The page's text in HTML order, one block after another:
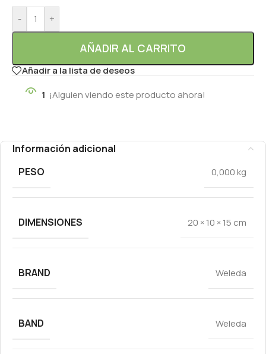
- +
AÑADIR AL CARRITO
Añadir a la lista de deseos
1 ¡Alguien viendo este producto ahora!
Información adicional
PESO
0,000 kg
DIMENSIONES 20 × 10 × 15 cm
BRAND Weleda
BAND Weleda